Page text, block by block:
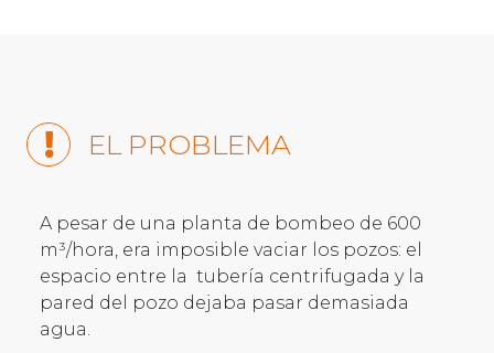
EL PROBLEMA
A pesar de una planta de bombeo de 600
m³/hora, era imposible vaciar los pozos: el
espacio entre la tubería centrifugada y la
pared del pozo dejaba pasar demasiada
agua.